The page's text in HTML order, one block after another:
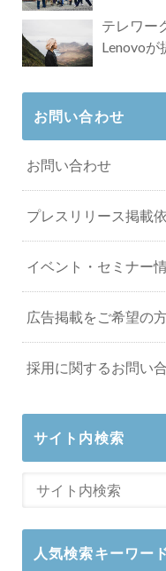
テレワー
Lenovoが
お問い合わせ
お問い合わせ
プレスリリース掲載
イベント・セミナー
広告掲載をご希望の
採用に関するお問い
サイト内検索
人気検索キーワー